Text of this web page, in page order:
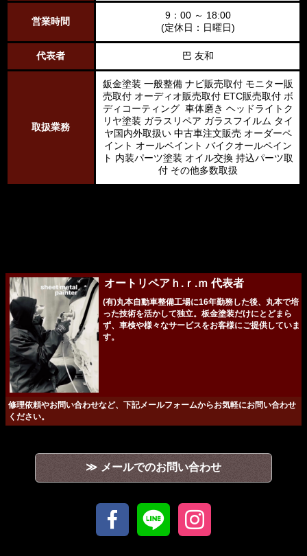
営業時間
9：00 ～ 18:00
(定休日：日曜日)
代表者 巴 友和
取扱業務
鈑金塗装 一般整備 ナビ販売取付 モニター販
売取付 オーディオ販売取付 ETC販売取付 ボ
ディコーティング 車体磨き ヘッドライトク
リヤ塗装 ガラスリペア ガラスフイルム タイ
ヤ国内外取扱い 中古車注文販売 オーダーペ
イント オールペイント バイクオールペイン
ト 内装パーツ塗装 オイル交換 持込パーツ取
付 その他多数取扱
オートリペアｈ.ｒ.ｍ 代表者
(有)丸本自動車整備工場に16年勤務した後、丸本で培
った技術を活かして独立。板金塗装だけにとどまら
ず、車検や様々なサービスをお客様にご提供していま
す。
修理依頼やお問い合わせなど、下記メールフォームからお気軽にお問い合わせ
ください。
メールでのお問い合わせ